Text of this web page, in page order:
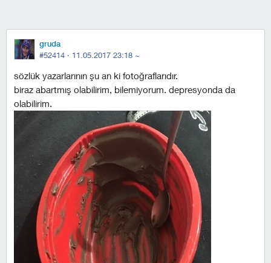
gruda
#52414 · 11.05.2017 23:18 ~
sözlük yazarlarının şu an ki fotoğraflarıdır.
biraz abartmış olabilirim, bilemiyorum. depresyonda da
olabilirim.